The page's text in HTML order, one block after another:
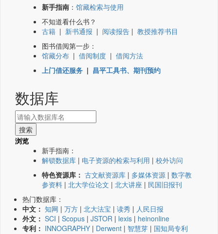
新手指南 ： 馆藏检索与使用
不知道看什么书？
古籍 | 新书通报 | 阅读报告 | 教授推荐书目
图书借阅第一步：
馆藏分布 | 借阅制度 | 借阅方法
上门借还服务 | 昌平工具书、期刊预约
数据库
浏览
新手指南：
解锁数据库 | 电子资源的检索与利用 | 校外访问
特色资源库： 古文献资源库 | 多媒体资源 | 数字教
参资料 | 北大学位论文 | 北大讲座 | 民国旧报刊
热门数据库：
中文： 知网 | 万方 | 北大法宝 | 读秀 | 人民日报
外文： SCI | Scopus | JSTOR | lexis | heinonline
专利： INNOGRAPHY | Derwent | 智慧芽 | 国知局专利